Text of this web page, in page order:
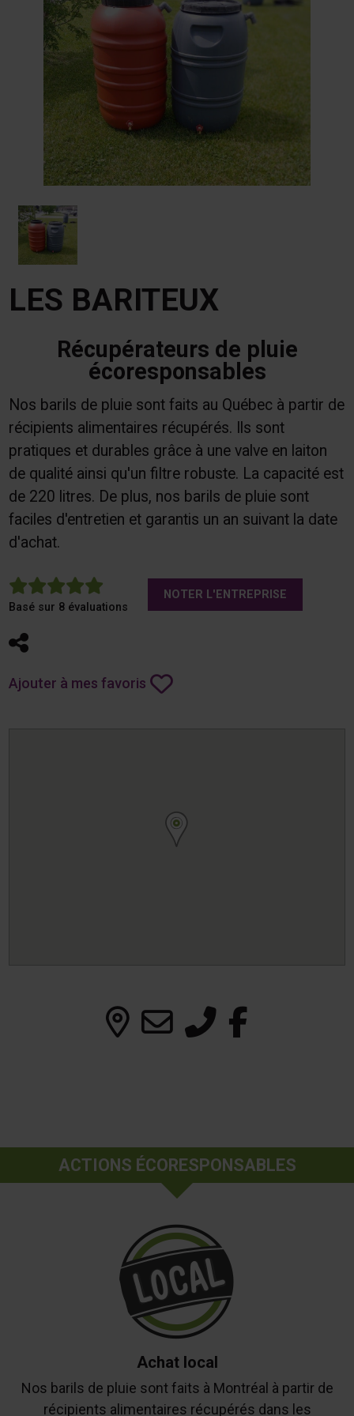
LES BARITEUX
Récupérateurs de pluie
écoresponsables
Nos barils de pluie sont faits au Québec à partir de
récipients alimentaires récupérés. Ils sont
pratiques et durables grâce à une valve en laiton
de qualité ainsi qu'un filtre robuste. La capacité est
de 220 litres. De plus, nos barils de pluie sont
faciles d'entretien et garantis un an suivant la date
d'achat.
5
Basé sur 8 évaluations
NOTER L'ENTREPRISE
Partager
Ajouter à mes favoris
ACTIONS ÉCORESPONSABLES
Achat local
Nos barils de pluie sont faits à Montréal à partir de
récipients alimentaires récupérés dans les